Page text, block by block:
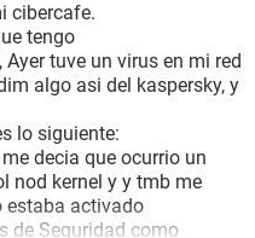
cibercafe.
tengo
tuve un virus en mi red
algo asi del kaspersky, y
lo siguiente:
decia que ocurrio un
nod kernel y y tmb me
estaba activado
de Seguridad como